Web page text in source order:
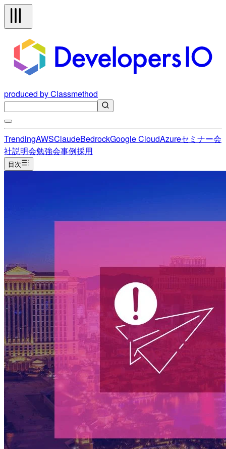
produced by Classmethod
TrendingAWSClaudeBedrockGoogle CloudAzureセミナー会
社説明会勉強会事例採用
目次